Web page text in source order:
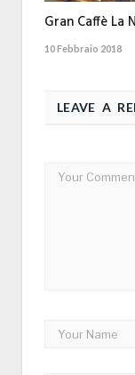
Gran Caffè La
10 Febbraio 2018
LEAVE A